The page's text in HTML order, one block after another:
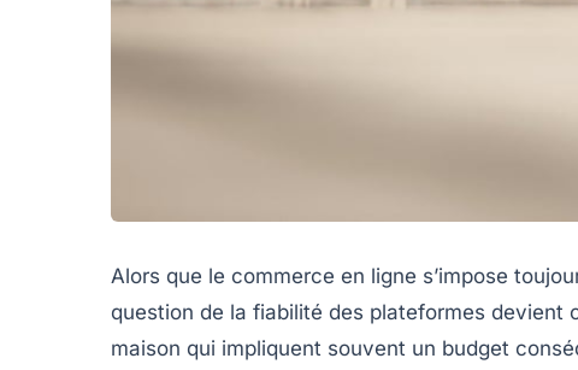
Alors que le commerce en ligne s’impose
question de la fiabilité des plateformes devient
maison qui impliquent souvent un budget